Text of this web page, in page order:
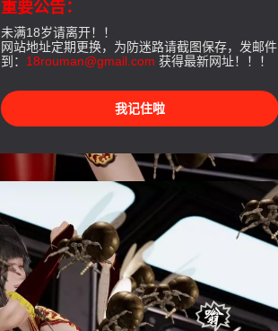
重要公告：
未满18岁请离开！！
网站地址定期更换，为防迷路请截图保存，发邮件
到： 18rouman@gmail.com 获得最新网址！！！
我记住啦